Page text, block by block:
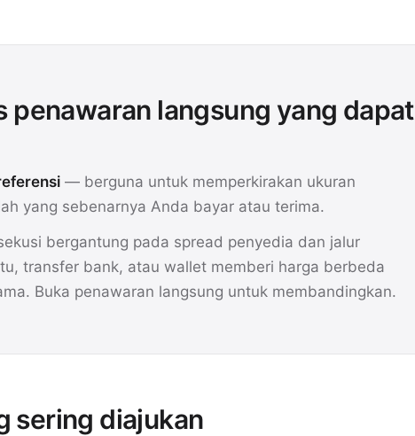
penawaran langsung yang dapat
— berguna untuk memperkirakan ukuran
yang sebenarnya Anda bayar atau terima.
bergantung pada spread penyedia dan jalur
transfer bank, atau wallet memberi harga berbeda
Buka penawaran langsung untuk membandingkan.
sering diajukan